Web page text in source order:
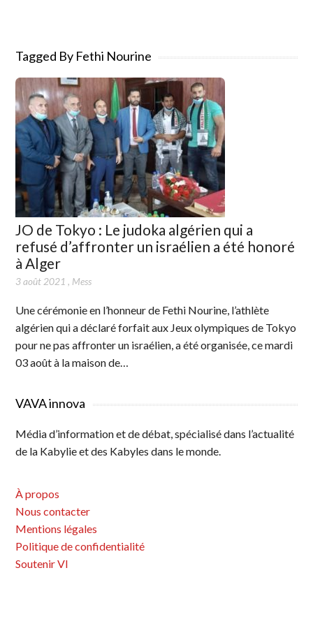
Tagged By Fethi Nourine
JO de Tokyo : Le judoka algérien qui a
refusé d’affronter un israélien a été honoré
à Alger
3 août 2021 , Mess
Une cérémonie en l’honneur de Fethi Nourine, l’athlète
algérien qui a déclaré forfait aux Jeux olympiques de Tokyo
pour ne pas affronter un israélien, a été organisée, ce mardi
03 août à la maison de…
VAVA innova
Média d’information et de débat, spécialisé dans l’actualité
de la Kabylie et des Kabyles dans le monde.
À propos
Nous contacter
Mentions légales
Politique de confidentialité
Soutenir VI